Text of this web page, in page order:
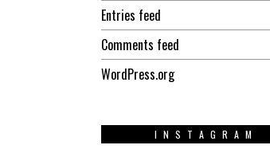
Entries feed
Comments feed
WordPress.org
INSTAGRAM